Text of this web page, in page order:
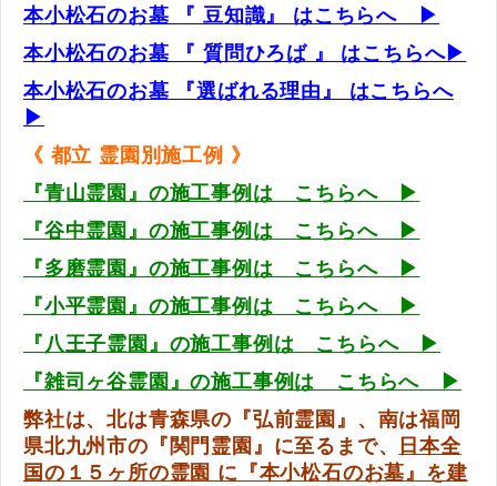
本小松石のお墓 『 豆知識』 はこちらへ ▶
本小松石のお墓 『 質問ひろば 』
はこちらへ▶
本小松石のお墓 『選ばれる理由』 はこちらへ
▶
《 都立 霊園別施工例 》
『青山霊園』の施工事例は こちらへ ▶
『谷中霊園』の施工事例は こちらへ ▶
『多磨霊園』の施工事例は こちらへ ▶
『小平霊園』の施工事例は こちらへ ▶
『八王子霊園』の施工事例は こちらへ ▶
『雑司ヶ谷霊園』の施工事例は こちらへ ▶
弊社は、北は青森県の『弘前霊園』、南は福岡
県北九州市の『関門霊園』に至るまで、
日本全
国の１５ヶ所の霊園 に『本小松石のお墓』を建